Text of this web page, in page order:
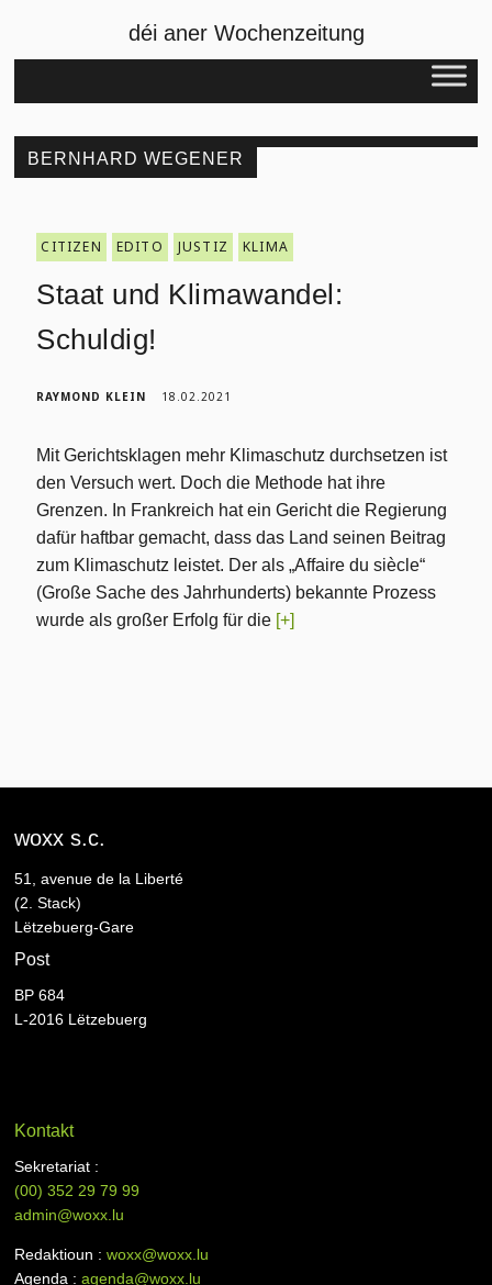
déi aner Wochenzeitung
BERNHARD WEGENER
CITIZEN EDITO JUSTIZ KLIMA
Staat und Klimawandel:
Schuldig!
RAYMOND KLEIN 18.02.2021
Mit Gerichtsklagen mehr Klimaschutz durchsetzen ist
den Versuch wert. Doch die Methode hat ihre
Grenzen. In Frankreich hat ein Gericht die Regierung
dafür haftbar gemacht, dass das Land seinen Beitrag
zum Klimaschutz leistet. Der als „Affaire du siècle“
(Große Sache des Jahrhunderts) bekannte Prozess
wurde als großer Erfolg für die [+]
woxx s.c.
51, avenue de la Liberté
(2. Stack)
Lëtzebuerg-Gare
Post
BP 684
L-2016 Lëtzebuerg
Kontakt
Sekretariat :
(00)352 29 79 99
admin@woxx.lu
Redaktioun :woxx@woxx.lu
Agenda :agenda@woxx.lu